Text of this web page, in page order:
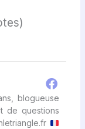
blogueuse
de questions